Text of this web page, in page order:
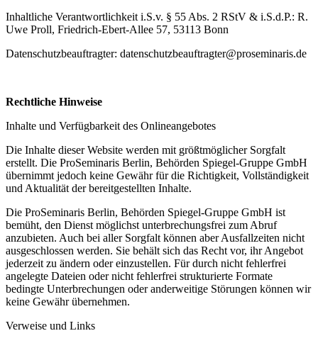
Inhaltliche Verantwortlichkeit i.S.v. § 55 Abs. 2 RStV & i.S.d.P.: R.
Uwe Proll, Friedrich-Ebert-Allee 57, 53113 Bonn
Datenschutzbeauftragter: datenschutzbeauftragter@proseminaris.de
Rechtliche Hinweise
Inhalte und Verfügbarkeit des Onlineangebotes
Die Inhalte dieser Website werden mit größtmöglicher Sorgfalt
erstellt. Die ProSeminaris Berlin, Behörden Spiegel-Gruppe GmbH
übernimmt jedoch keine Gewähr für die Richtigkeit, Vollständigkeit
und Aktualität der bereitgestellten Inhalte.
Die ProSeminaris Berlin, Behörden Spiegel-Gruppe GmbH ist
bemüht, den Dienst möglichst unterbrechungsfrei zum Abruf
anzubieten. Auch bei aller Sorgfalt können aber Ausfallzeiten nicht
ausgeschlossen werden. Sie behält sich das Recht vor, ihr Angebot
jederzeit zu ändern oder einzustellen. Für durch nicht fehlerfrei
angelegte Dateien oder nicht fehlerfrei strukturierte Formate
bedingte Unterbrechungen oder anderweitige Störungen können wir
keine Gewähr übernehmen.
Verweise und Links